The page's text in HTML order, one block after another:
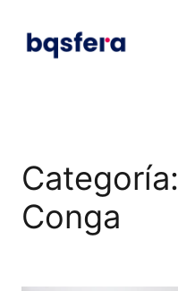
contenido
Categoría:
Conga